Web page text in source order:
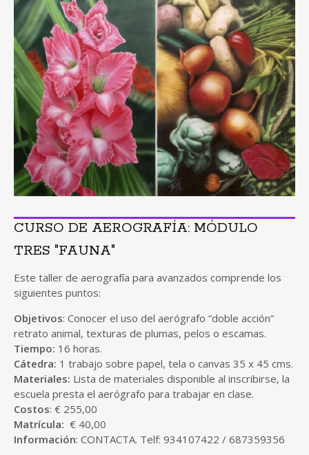
CURSO DE AEROGRAFÍA: MÓDULO
TRES "FAUNA"
Este taller de aerografía para avanzados comprende los
siguientes puntos:
Objetivos: Conocer el uso del aerógrafo “doble acción”
retrato animal, texturas de plumas, pelos o escamas.
Tiempo: 16 horas.
Cátedra: 1 trabajo sobre papel, tela o canvas 35 x 45 cms.
Materiales: Lista de materiales disponible al inscribirse, la
escuela presta el aerógrafo para trabajar en clase.
Costos: € 255,00
Matrícula: € 40,00
Información: CONTACTA. Telf: 934107422 / 687359356